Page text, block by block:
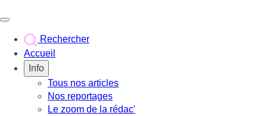
Rechercher
Accueil
Info
Tous nos articles
Nos reportages
Le zoom de la rédac'